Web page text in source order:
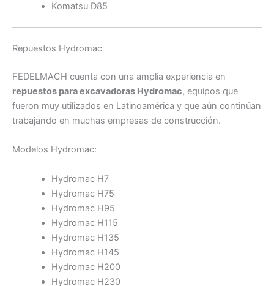
Komatsu D85
Repuestos Hydromac
FEDELMACH cuenta con una amplia experiencia en
repuestos para excavadoras Hydromac, equipos que
fueron muy utilizados en Latinoamérica y que aún continúan
trabajando en muchas empresas de construcción.
Modelos Hydromac:
Hydromac H7
Hydromac H75
Hydromac H95
Hydromac H115
Hydromac H135
Hydromac H145
Hydromac H200
Hydromac H230